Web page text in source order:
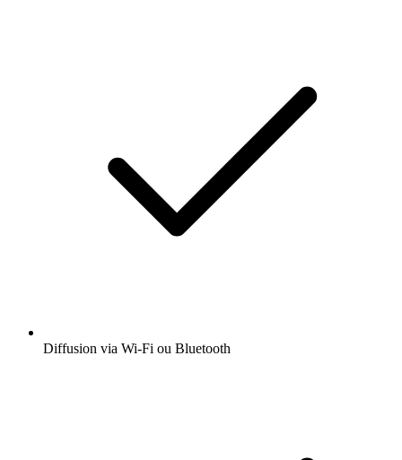
Diffusion via Wi-Fi ou Bluetooth